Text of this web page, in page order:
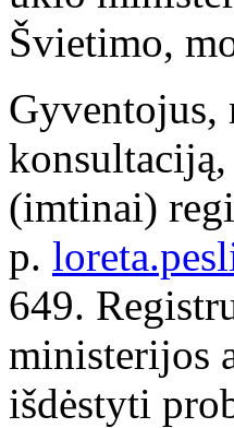
Švietimo,
Gyventojus,
(imtinai)
p.
649.
ministerijos
išdėstyti